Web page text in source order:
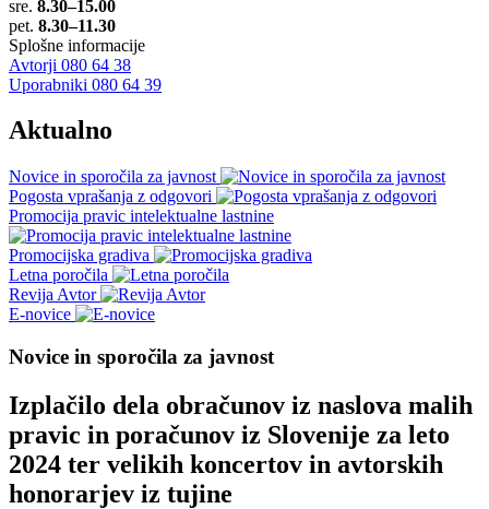
sre. 8.30–15.00
pet. 8.30–11.30
Splošne informacije
Avtorji 080 64 38
Uporabniki 080 64 39
Aktualno
Novice in sporočila za javnost
Pogosta vprašanja z odgovori
Promocija pravic intelektualne lastnine
Promocijska gradiva
Letna poročila
Revija Avtor
E-novice
Novice in sporočila za javnost
Izplačilo dela obračunov iz naslova malih
pravic in poračunov iz Slovenije za leto
2024 ter velikih koncertov in avtorskih
honorarjev iz tujine